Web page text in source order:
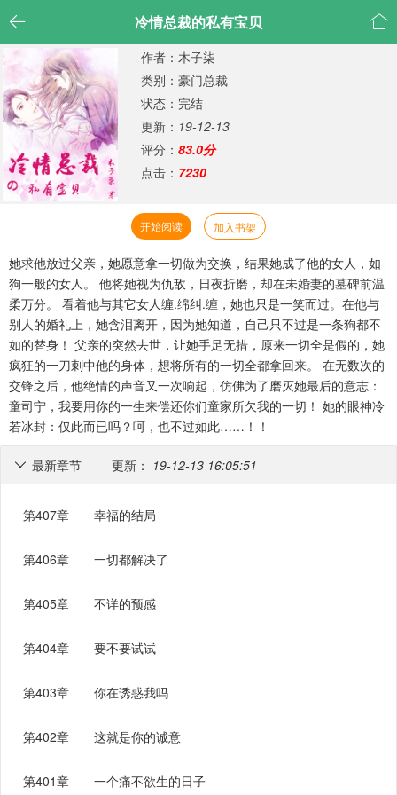
 冷情总裁的私有宝贝 
作者：木子柒
类别：豪门总裁
状态：完结
更新： 19-12-13
评分：83.0分
点击： 7230
开始阅读 加入书架
她求他放过父亲，她愿意拿一切做为交换，结果她成了他的女人，如
狗一般的女人。 他将她视为仇敌，日夜折磨，却在未婚妻的墓碑前温
柔万分。 看着他与其它女人缠.绵纠.缠，她也只是一笑而过。在他与
别人的婚礼上，她含泪离开，因为她知道，自己只不过是一条狗都不
如的替身！ 父亲的突然去世，让她手足无措，原来一切全是假的，她
疯狂的一刀刺中他的身体，想将所有的一切全都拿回来。 在无数次的
交锋之后，他绝情的声音又一次响起，仿佛为了磨灭她最后的意志：
童司宁，我要用你的一生来偿还你们童家所欠我的一切！ 她的眼神冷
若冰封：仅此而已吗？呵，也不过如此……！！
最新章节 更新： 19-12-13 16:05:51

第407章 幸福的结局
第406章 一切都解决了
第405章 不详的预感
第404章 要不要试试
第403章 你在诱惑我吗
第402章 这就是你的诚意
第401章 一个痛不欲生的日子